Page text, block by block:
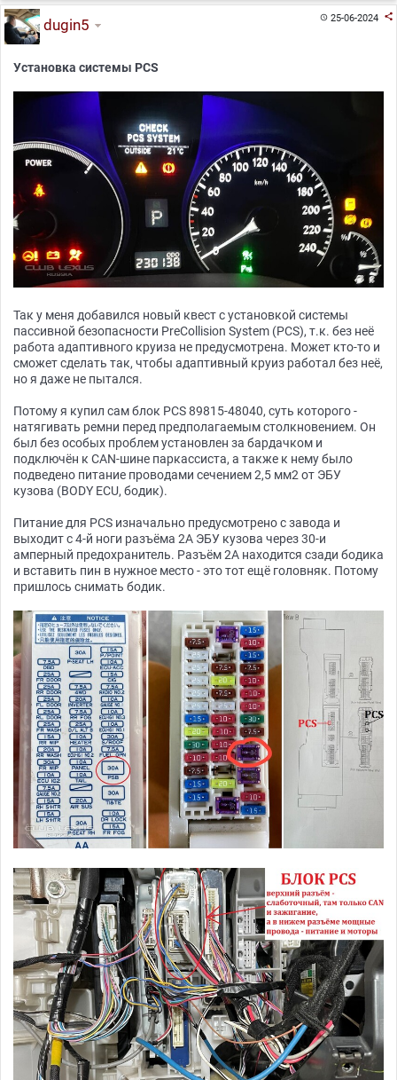
25-06-2024 
dugin5
Установка системы PCS
Так у меня добавился новый квест с установкой системы
пассивной безопасности PreCollision System (PCS), т.к. без неё
работа адаптивного круиза не предусмотрена. Может кто-то и
сможет сделать так, чтобы адаптивный круиз работал без неё,
но я даже не пытался.
Потому я купил сам блок PCS 89815-48040, суть которого -
натягивать ремни перед предполагаемым столкновением. Он
был без особых проблем установлен за бардачком и
подключён к CAN-шине паркассиста, а также к нему было
подведено питание проводами сечением 2,5 мм2 от ЭБУ
кузова (BODY ECU, бодик).
Питание для PCS изначально предусмотрено с завода и
выходит c 4-й ноги разъёма 2A ЭБУ кузова через 30-и
амперный предохранитель. Разъём 2A находится сзади бодика
и вставить пин в нужное место - это тот ещё головняк. Потому
пришлось снимать бодик.